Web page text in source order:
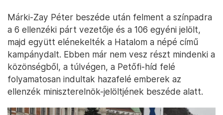
Márki-Zay Péter beszéde után felment a színpadra
a 6 ellenzéki párt vezetője és a 106 egyéni jelölt,
majd együtt elénekelték a Hatalom a népé című
kampánydalt. Ebben már nem vesz részt mindenki a
közönségből, a túlvégen, a Petőfi-híd felé
folyamatosan indultak hazafelé emberek az
ellenzék miniszterelnök-jelöltjének beszéde alatt.